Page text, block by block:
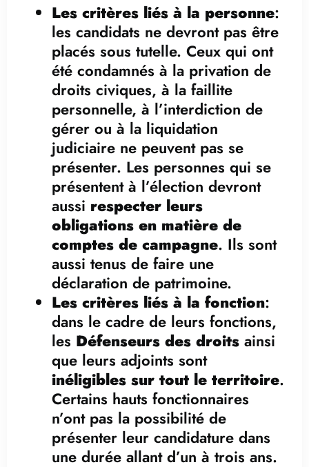
Les critères liés à la personne:
les candidats ne devront pas être
placés sous tutelle. Ceux qui ont
été condamnés à la privation de
droits civiques, à la faillite
personnelle, à l’interdiction de
gérer ou à la liquidation
judiciaire ne peuvent pas se
présenter. Les personnes qui se
présentent à l’élection devront
aussi respecter leurs
obligations en matière de
comptes de campagne. Ils sont
aussi tenus de faire une
déclaration de patrimoine.
Les critères liés à la fonction:
dans le cadre de leurs fonctions,
les Défenseurs des droits ainsi
que leurs adjoints sont
inéligibles sur tout le territoire.
Certains hauts fonctionnaires
n’ont pas la possibilité de
présenter leur candidature dans
une durée allant d’un à trois ans.